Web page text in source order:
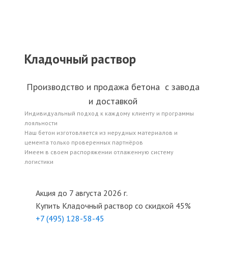
Кладочный раствор
Производство и продажа бетона с завода
и доставкой
Индивидуальный подход к каждому клиенту и программы
лояльности
Наш бетон изготовляется из нерудных материалов и
цемента только проверенных партнёров
Имеем в своем распоряжении отлаженную систему
логистики
Акция до 7 августа 2026 г.
Купить Кладочный раствор со скидкой 45%
+7 (495) 128-58-45